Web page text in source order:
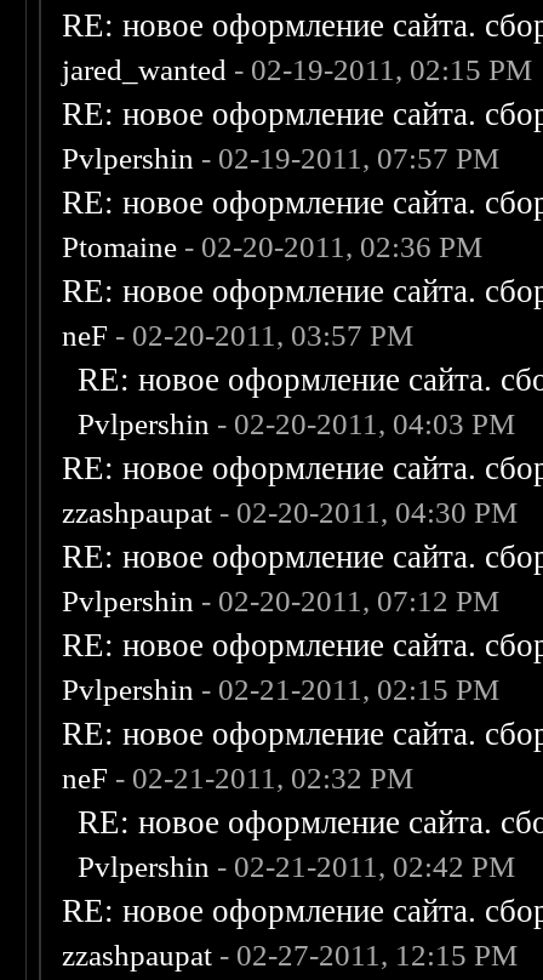
RE: новое оформление сайта.
jared_wanted - 02-19-2011, 02:15 PM
RE: новое оформление сайта.
Pvlpershin - 02-19-2011, 07:57 PM
RE: новое оформление сайта.
Ptomaine - 02-20-2011, 02:36 PM
RE: новое оформление сайта.
neF - 02-20-2011, 03:57 PM
RE: новое оформление сайта.
Pvlpershin - 02-20-2011, 04:03 PM
RE: новое оформление сайта.
zzashpaupat - 02-20-2011, 04:30 PM
RE: новое оформление сайта.
Pvlpershin - 02-20-2011, 07:12 PM
RE: новое оформление сайта.
Pvlpershin - 02-21-2011, 02:15 PM
RE: новое оформление сайта.
neF - 02-21-2011, 02:32 PM
RE: новое оформление сайта.
Pvlpershin - 02-21-2011, 02:42 PM
RE: новое оформление сайта.
zzashpaupat - 02-27-2011, 12:15 PM